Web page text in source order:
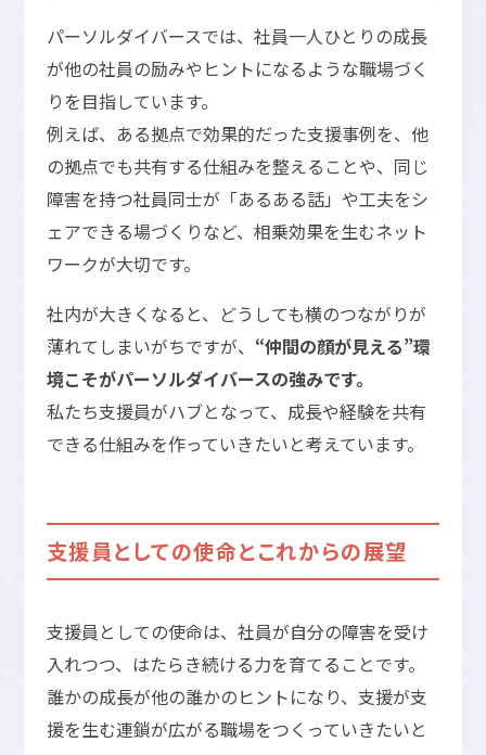
パーソルダイバースでは、社員一人ひとりの成長
が他の社員の励みやヒントになるような職場づく
りを目指しています。
例えば、ある拠点で効果的だった支援事例を、他
の拠点でも共有する仕組みを整えることや、同じ
障害を持つ社員同士が「あるある話」や工夫をシ
ェアできる場づくりなど、相乗効果を生むネット
ワークが大切です。
社内が大きくなると、どうしても横のつながりが
薄れてしまいがちですが、 “仲間の顔が見える”環
境こそがパーソルダイバースの強みです。
私たち支援員がハブとなって、成長や経験を共有
できる仕組みを作っていきたいと考えています。
支援員としての使命とこれからの展望
支援員としての使命は、社員が自分の障害を受け
入れつつ、はたらき続ける力を育てることです。
誰かの成長が他の誰かのヒントになり、支援が支
援を生む連鎖が広がる職場をつくっていきたいと